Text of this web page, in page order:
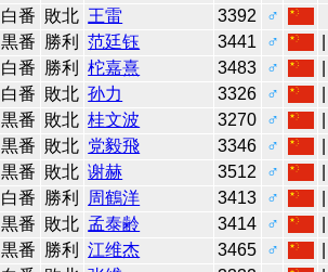
白番 敗北 王雷 3392
♂
黒番 勝利 范廷钰 3441 ♂
白番 勝利 柁嘉熹 3483 ♂
白番 敗北 孙力 3326 ♂
黒番 敗北 桂文波 3270 ♂
黒番 敗北 党毅飛 3346 ♂
黒番 敗北 谢赫 3512 ♂
白番 勝利 周鶴洋 3413 ♂
黒番 敗北 孟泰齢 3414 ♂
黒番 勝利 江维杰 3465 ♂